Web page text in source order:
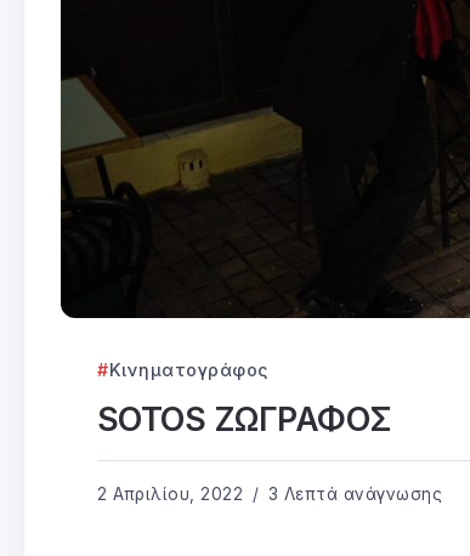
Κινηματογράφος
SOTOS ΖΩΓΡΑΦΟΣ
2 Απριλίου, 2022 3 Λεπτά ανάγνωσης